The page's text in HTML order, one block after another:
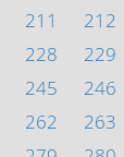
211 212
228 229
245 246
262 263